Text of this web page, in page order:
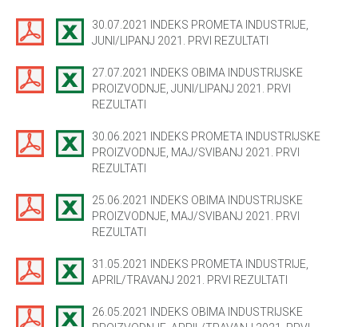
30.07.2021 INDEKS PROMETA INDUSTRIJE,
JUNI/LIPANJ 2021. PRVI REZULTATI
27.07.2021 INDEKS OBIMA INDUSTRIJSKE
PROIZVODNJE, JUNI/LIPANJ 2021. PRVI
REZULTATI
30.06.2021 INDEKS PROMETA INDUSTRIJSKE
PROIZVODNJE, MAJ/SVIBANJ 2021. PRVI
REZULTATI
25.06.2021 INDEKS OBIMA INDUSTRIJSKE
PROIZVODNJE, MAJ/SVIBANJ 2021. PRVI
REZULTATI
31.05.2021 INDEKS PROMETA INDUSTRIJE,
APRIL/TRAVANJ 2021. PRVI REZULTATI
26.05.2021 INDEKS OBIMA INDUSTRIJSKE